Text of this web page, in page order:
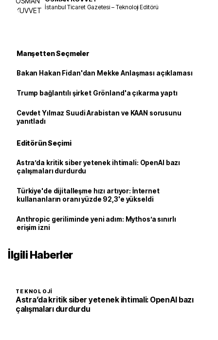
İstanbul Ticaret Gazetesi – Teknoloji Editörü
Manşetten Seçmeler
Bakan Hakan Fidan'dan Mekke Anlaşması açıklaması
Trump bağlantılı şirket Grönland'a çıkarma yaptı
Cevdet Yılmaz Suudi Arabistan ve KAAN sorusunu
yanıtladı
Editörün Seçimi
Astra’da kritik siber yetenek ihtimali: OpenAI bazı
çalışmaları durdurdu
Türkiye'de dijitalleşme hızı artıyor: İnternet
kullananların oranı yüzde 92,3'e yükseldi
Anthropic geriliminde yeni adım: Mythos’a sınırlı
erişim izni
İlgili Haberler
TEKNOLOJI
Astra’da kritik siber yetenek ihtimali: OpenAI bazı
çalışmaları durdurdu